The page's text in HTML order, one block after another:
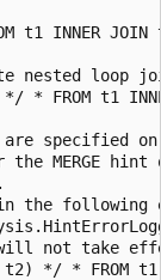
t1 INNER
nested loop
*/ * FROM t1
specified
MERGE hint
the following
not take
t2) */ *